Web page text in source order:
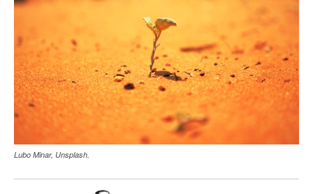
Lubo Minar, Unsplash.